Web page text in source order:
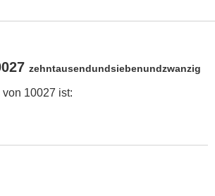
zehntausendundsiebenundzwanzig
10027 ist: